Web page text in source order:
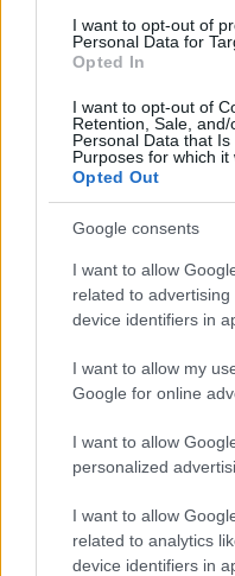
I want to opt-out of
Personal Data for
Opted In
I want to opt-out of
Retention, Sale,
Personal Data that
Purposes for which it
Opted Out
Google consents
I want to allow
related to
device identifiers in
I want to allow my
Google for online
I want to allow
personalized
I want to allow
related to analytics
device identifiers in
Ο Τραμπ
Πλεύρη